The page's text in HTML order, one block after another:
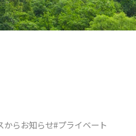
からお知らせ#プライベート